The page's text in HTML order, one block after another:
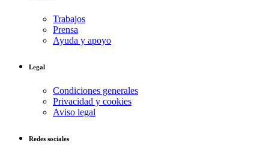
Trabajos
Prensa
Ayuda y apoyo
Legal
Condiciones generales
Privacidad y cookies
Aviso legal
Redes sociales